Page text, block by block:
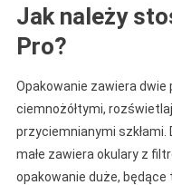
Jak należy
Pro?
Opakowanie zawiera dwie
ciemnożółtymi,
przyciemnianymi szkłami.
małe zawiera okulary z
opakowanie duże,